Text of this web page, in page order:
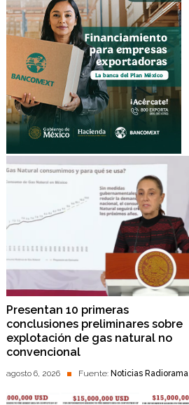
Presentan 10 primeras
conclusiones preliminares sobre
explotación de gas natural no
convencional
agosto 6, 2026 Fuente: Noticias Radiorama